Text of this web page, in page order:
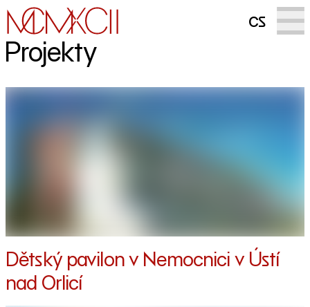
cs
Projekty
Dětský pavilon v Nemocnici v Ústí
nad Orlicí